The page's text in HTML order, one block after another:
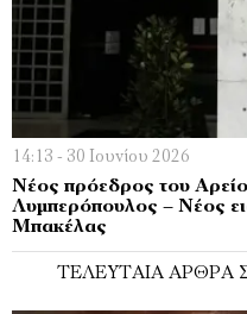
14:13 - 30 Ιουνίου 2026
Νέος πρόεδρος του
Λυμπερόπουλος – Νέος
Μπακέλας
ΤΕΛΕΥΤΑΊΑ ΆΡΘΡΑ